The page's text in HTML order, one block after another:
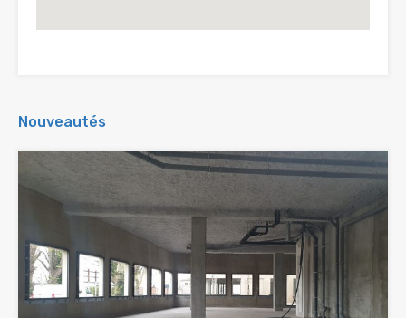
Nouveautés